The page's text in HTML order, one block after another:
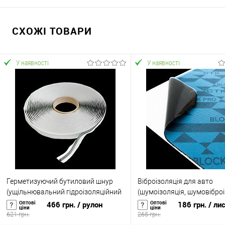
СХОЖІ ТОВАРИ
У наявності
Герметизуючий бутиловий шнур
(ущільнювальний гідроізоляційний
герметик) SoundProOFF ButylCord
11м (sp-0021)
Оптові
ціни 466 грн. / рулон
621 грн.
У наявності
Віброізоляція для авто
(шумоізоляція,
автомобіля) SoundProOFF
PRO 3мм (sp-0024)
Оптові
ціни 186 грн. /
265 грн.